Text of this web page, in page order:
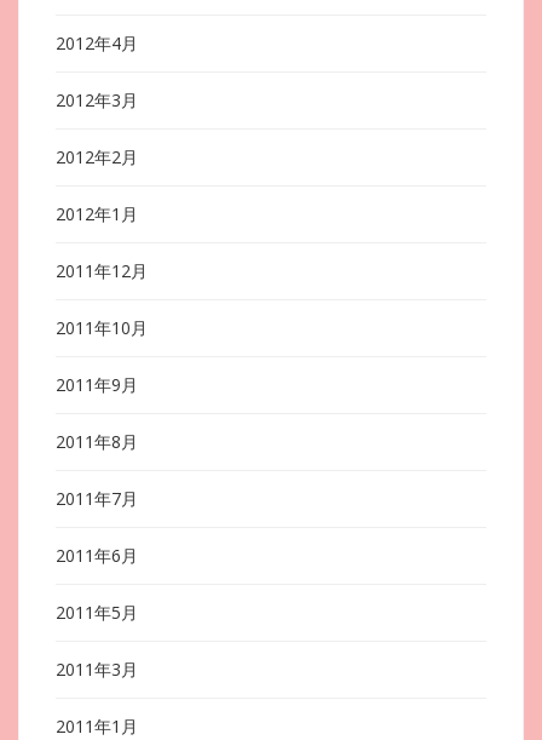
2012年4月
2012年3月
2012年2月
2012年1月
2011年12月
2011年10月
2011年9月
2011年8月
2011年7月
2011年6月
2011年5月
2011年3月
2011年1月